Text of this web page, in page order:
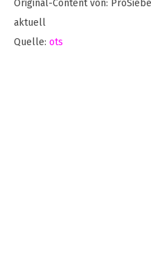
Original-Content von:
aktuell
Quelle: ots